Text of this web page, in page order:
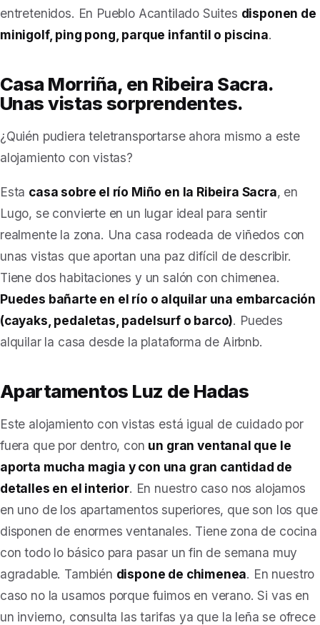
entretenidos. En Pueblo Acantilado Suites disponen de
minigolf, ping pong, parque infantil o piscina.
Casa Morriña, en Ribeira Sacra.
Unas vistas sorprendentes.
¿Quién pudiera teletransportarse ahora mismo a este
alojamiento con vistas?
Esta casa sobre el río Miño en la Ribeira Sacra, en
Lugo, se convierte en un lugar ideal para sentir
realmente la zona. Una casa rodeada de viñedos con
unas vistas que aportan una paz difícil de describir.
Tiene dos habitaciones y un salón con chimenea.
Puedes bañarte en el río o alquilar una embarcación
(cayaks, pedaletas, padelsurf o barco). Puedes
alquilar la casa desde la plataforma de Airbnb.
Apartamentos Luz de Hadas
Este alojamiento con vistas está igual de cuidado por
fuera que por dentro, con un gran ventanal que le
aporta mucha magia y con una gran cantidad de
detalles en el interior. En nuestro caso nos alojamos
en uno de los apartamentos superiores, que son los que
disponen de enormes ventanales. Tiene zona de cocina
con todo lo básico para pasar un fin de semana muy
agradable. También dispone de chimenea. En nuestro
caso no la usamos porque fuimos en verano. Si vas en
un invierno, consulta las tarifas ya que la leña se ofrece